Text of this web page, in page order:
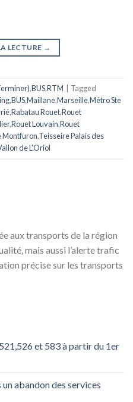
LECTURE →
,BUS,RTM
Tagged
,BUS,Maillane,Marseille,Métro Ste
,Rabatau Rouet,Rouet
,Rouet Louvain,Rouet
Montfuron,Teisseire Palais des
de L'Oriol
aux transports de la région
mais aussi l’alerte trafic
précise sur les transports
et 583 à partir du 1er
un abandon des services